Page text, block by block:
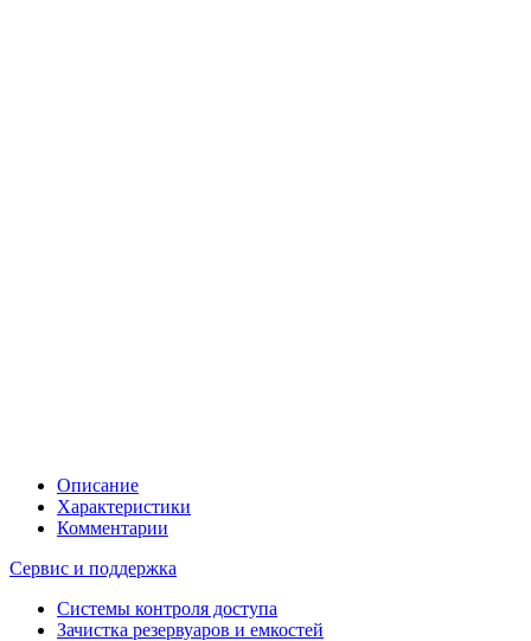
Описание
Характеристики
Комментарии
Сервис и поддержка
Системы контроля доступа
Зачистка резервуаров и емкостей